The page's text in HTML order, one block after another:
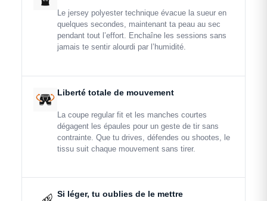
Le jersey polyester technique évacue la sueur en
quelques secondes, maintenant ta peau au sec
pendant tout l’effort. Enchaîne les sessions sans
jamais te sentir alourdi par l’humidité.
Liberté totale de mouvement
La coupe regular fit et les manches courtes
dégagent les épaules pour un geste de tir sans
contrainte. Que tu drives, défendes ou shootes, le
tissu suit chaque mouvement sans tirer.
Si léger, tu oublies de le mettre